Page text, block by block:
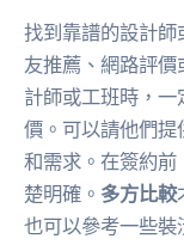
找到靠譜的設計
友推薦、網路評
計師或工班時，
價。可以請他們
和需求。在簽約
楚明確。 多方比較
也可以參考一些